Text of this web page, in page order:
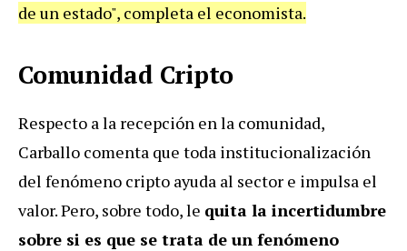
de un estado", completa el economista.
Comunidad Cripto
Respecto a la recepción en la comunidad,
Carballo comenta que toda institucionalización
del fenómeno cripto ayuda al sector e impulsa el
valor. Pero, sobre todo, le quita la incertidumbre
sobre si es que se trata de un fenómeno